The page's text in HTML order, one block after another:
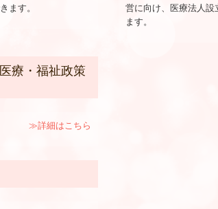
新してます＊*＊*
ます。
営に向け、医療法人設
ます。
療・福祉政策
≫詳細はこちら